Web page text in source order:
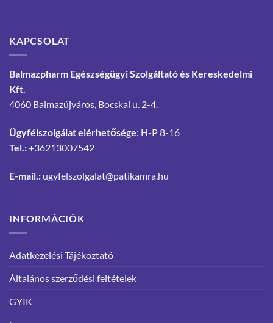
KAPCSOLAT
Balmazpharm Egészségügyi Szolgáltató és Kereskedelmi
Kft.
4060 Balmazújváros, Bocskai u. 2-4.
Ügyfélszolgálat elérhetősége: H-P 8-16
Tel.:+36213007542
E-mail.: ugyfelszolgalat@patikamra.hu
INFORMÁCIÓK
Adatkezelési Tájékoztató
Általános szerződési feltételek
GYIK